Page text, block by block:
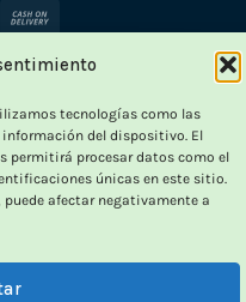
tecnologías como las
del dispositivo. El
permitirá procesar datos como el
únicas en este sitio.
afectar negativamente a
Delivery
×